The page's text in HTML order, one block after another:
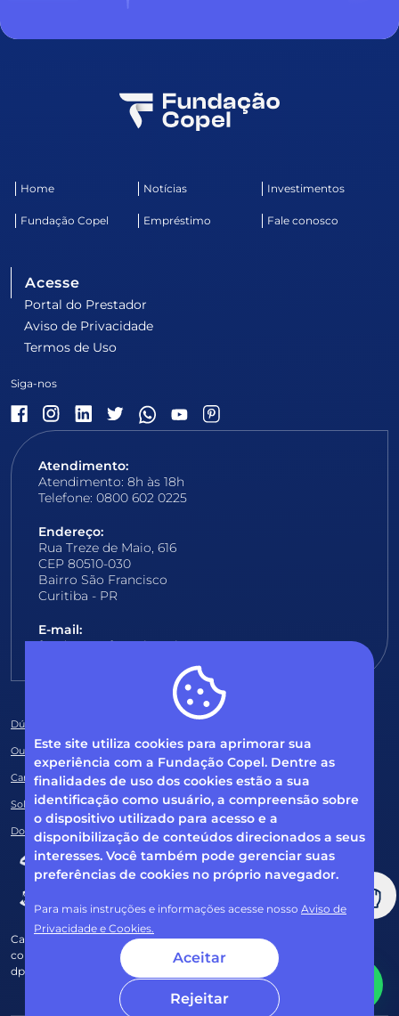
Este site utiliza cookies para aprimorar sua
experiência com a Fundação Copel. Dentre as
finalidades de uso dos cookies estão a sua
identificação como usuário, a compreensão sobre
o dispositivo utilizado para acesso e a
disponibilização de conteúdos direcionados a seus
interesses. Você também pode gerenciar suas
preferências de cookies no próprio navegador.
Para mais instruções e informações acesse nosso Aviso de
Privacidade e Cookies.
Aceitar
Rejeitar
Home Notícias Investimentos
Fundação Copel Empréstimo Fale conosco
Acesse
Portal do Prestador
Aviso de Privacidade
Termos de Uso
Atendimento:
Atendimento: 8h às 18h
Telefone: 0800 602 0225
Endereço:
Rua Treze de Maio, 616
CEP 80510-030
Bairro São Francisco
Curitiba - PR
E-mail:
fundacao@fcopel.org.br
Dúvidas frequentes
Ouvidoria
Canal de Denúncias
Solicitação de informações
Documentos obrigatórios
Caso tenha dúvidas sobre Privacidade de Dados e LGPD, entre em
contato com o nosso DPO (encarregado de dados) via e-mail:
dpo@fcopel.org.br